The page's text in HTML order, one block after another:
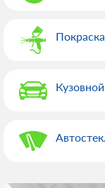
Покраска